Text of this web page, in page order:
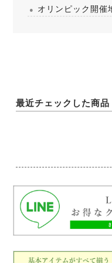
オリンピック開催
最近チェックした商品